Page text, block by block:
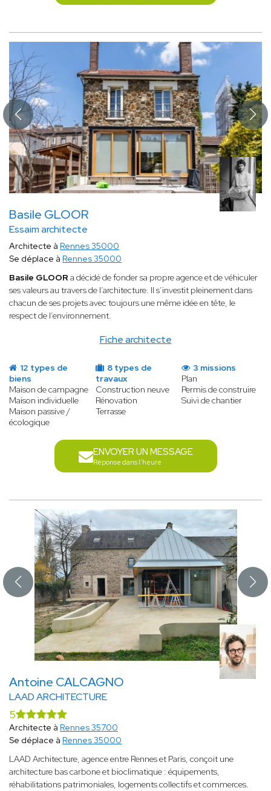
Basile GLOOR
Essaim architecte
Fiche architecte
Architecte à Rennes 35000
Se déplace à Rennes 35000
Basile GLOOR a décidé de fonder sa propre agence et de véhiculer
ses valeurs au travers de l’architecture. Il s’investit pleinement dans
chacun de ses projets avec toujours une même idée en tête, le
respect de l’environnement.
12 types de
biens
Maison de campagne
Maison individuelle
Maison passive /
écologique
8 types de
travaux
Construction neuve
Rénovation
Terrasse
3 missions
Plan
Permis de construire
Suivi de chantier
ENVOYER UN MESSAGE
Réponse dans l'heure
Antoine CALCAGNO
LAAD ARCHITECTURE
5
Architecte à Rennes 35700
Se déplace à Rennes 35000
LAAD Architecture, agence entre Rennes et Paris, conçoit une
architecture bas carbone et bioclimatique : équipements,
réhabilitations patrimoniales, logements collectifs et commerces.